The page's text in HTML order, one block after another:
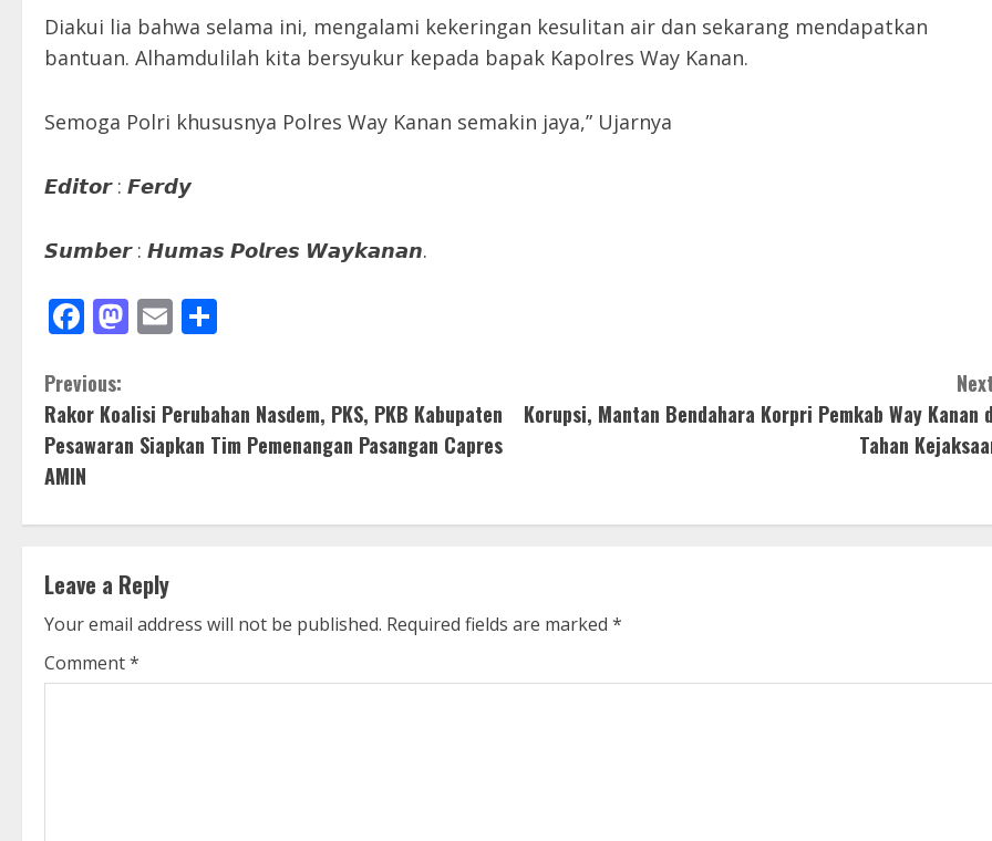
Diakui lia bahwa selama ini, mengalami kekeringan kesulitan air dan sekarang mendapatkan
bantuan. Alhamdulilah kita bersyukur kepada bapak Kapolres Way Kanan.
Semoga Polri khususnya Polres Way Kanan semakin jaya,” Ujarnya
𝙀𝙙𝙞𝙩𝙤𝙧 : 𝙁𝙚𝙧𝙙𝙮
𝙎𝙪𝙢𝙗𝙚𝙧 : 𝙃𝙪𝙢𝙖𝙨 𝙋𝙤𝙡𝙧𝙚𝙨 𝙒𝙖𝙮𝙠𝙖𝙣𝙖𝙣.
Facebook
Mastodon
Email
C
o
n
t
i
n
u
Previous:
Rakor Koalisi Perubahan Nasdem, PKS, PKB Kabupaten
Pesawaran Siapkan Tim Pemenangan Pasangan Capres
AMIN
Korupsi, Mantan Bendahara Korpri Pemkab Way Kanan
Tahan
Leave a Reply
Your email address will not be published. Required fields are marked *
Comment*